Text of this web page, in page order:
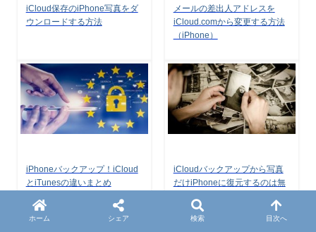
iCloud保存のiPhone写真をダ
ウンロードする方法
メールの差出人アドレスを
iCloud.comから変更する方法
（iPhone）
iPhoneバックアップ！iCloud
とiTunesの違いまとめ
iCloudバックアップから写真
だけiPhoneに復元するのは無
ホーム シェア 検索 目次へ